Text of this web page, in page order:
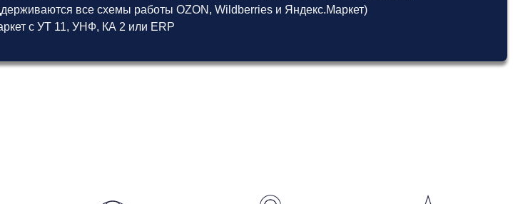
все схемы работы OZON, Wildberries и Яндекс.Маркет)
сУТ 11,УНФ, КА 2 или ERP